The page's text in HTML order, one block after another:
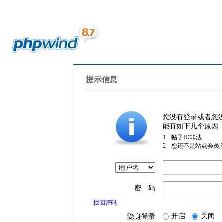
提示信息
您没有登录或者您
能有如下几个原因
1、帖子ID非法
2、您还不是站点会员
密 码
找回密码
隐身登录 开启 关闭